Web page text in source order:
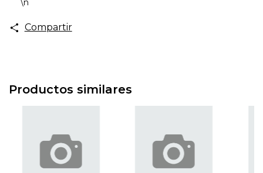
\n
Compartir
Productos similares